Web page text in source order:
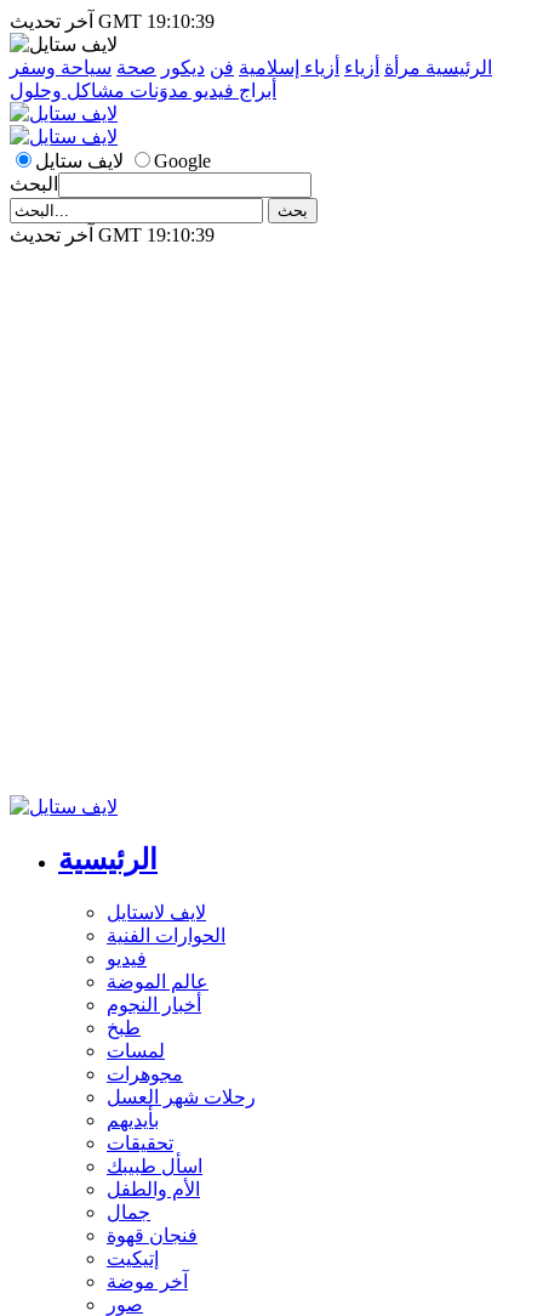
آخر تحديث GMT 19:10:39
الرئيسية مرأة أزياء أزياء إسلامية فن ديكور صحة سياحة وسفر
أبراج فيديو مدوَنات مشاكل وحلول
لايف ستايل
Google
البحث
آخر تحديث GMT 19:10:39
الرئيسية
لايف لاستايل
الحوارات الفنية
فيديو
عالم الموضة
أخبار النجوم
طبخ
لمسات
مجوهرات
رحلات شهر العسل
بأيديهم
تحقيقات
اسأل طبيبك
الأم والطفل
جمال
فنجان قهوة
إتيكيت
آخر موضة
صور